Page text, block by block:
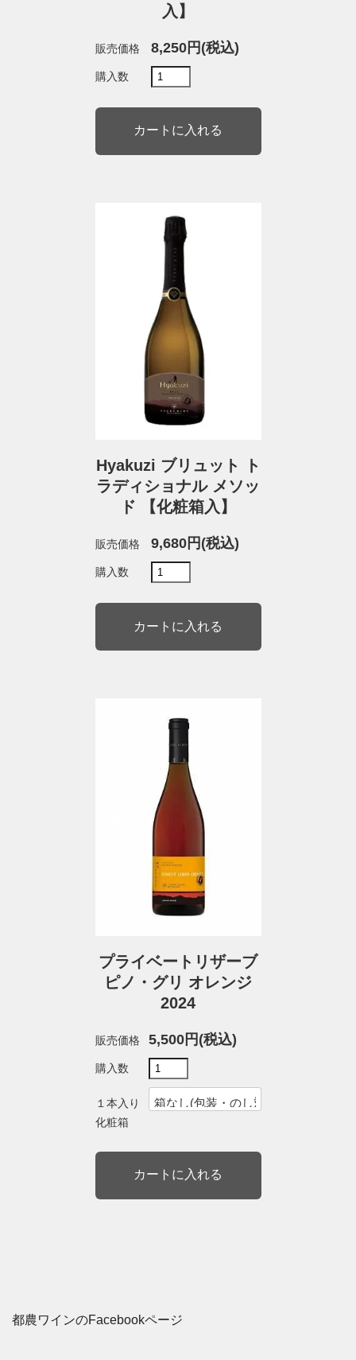
入】
販売価格 8,250円(税込)
購入数
Hyakuzi ブリュット ト
ラディショナル メソッ
ド 【化粧箱入】
販売価格 9,680円(税込)
購入数
プライベートリザーブ
ピノ・グリ オレンジ
2024
販売価格 5,500円(税込)
購入数
１本入り
化粧箱
都農ワインのFacebookページ